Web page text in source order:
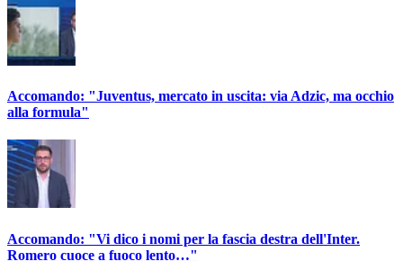
Accomando: "Juventus, mercato in uscita: via Adzic, ma occhio
alla formula"
Accomando: "Vi dico i nomi per la fascia destra dell'Inter.
Romero cuoce a fuoco lento…"